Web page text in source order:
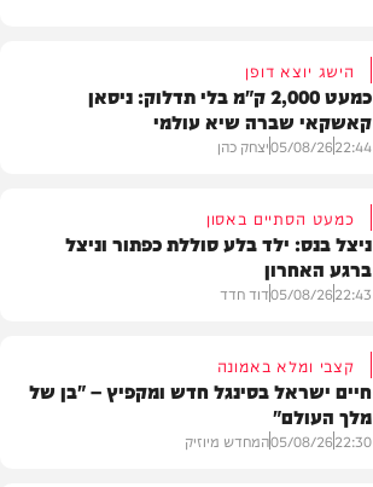
הישג יוצא דופן
כמעט 2,000 ק"מ בלי תדלוק: ניסאן
קאשקאי שברה שיא עולמי
22:44
05/08/26יצחק כהן
כמעט הסתיים באסון
ניצל בנס: ילד בלע סוללת כפתור וניצל
ברגע האחרון
22:43
05/08/26דוד חדד
קצבי ומלא באמונה
חיים ישראל בסינגל חדש ומקפיץ – "בן של
מלך העולם"
22:30
05/08/26המחדש מיוזיק